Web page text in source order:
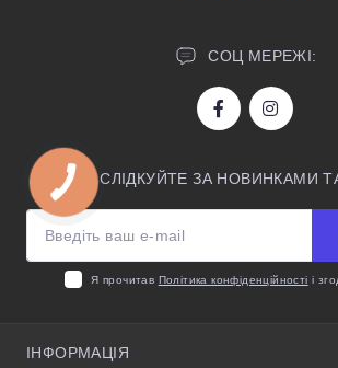
СОЦ МЕРЕЖІ:
СЛІДКУЙТЕ ЗА НОВИНКАМИ
Я прочитав Політика конфіденційності і
ІНФОРМАЦІЯ